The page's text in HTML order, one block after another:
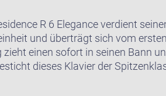
R 6 Elegance verdient
und überträgt sich vom
einen sofort in seinen Bann
dieses Klavier der